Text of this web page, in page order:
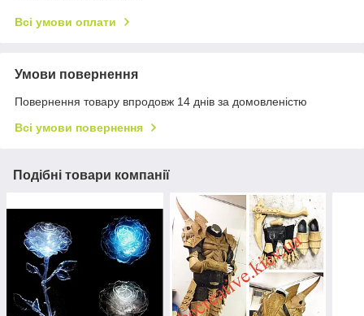
Всі умови оплати
Умови повернення
Повернення товару впродовж 14 днів за домовленістю
Всі умови повернення
Подібні товари компанії